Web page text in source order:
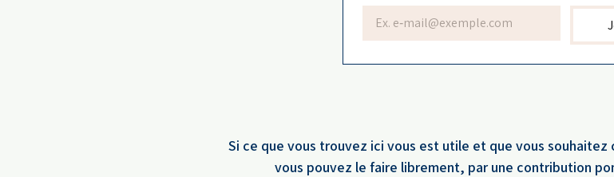
Si ce que vous trouvez ici vous est utile et que vous
vous pouvez le faire librement, par une contribution